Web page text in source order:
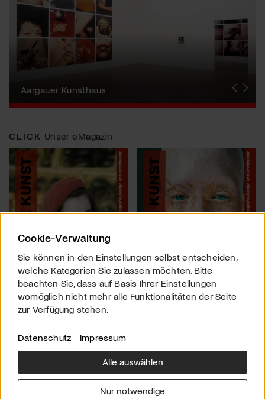
Künstlerin
Aargauer Kunsthaus
Gewerbemuseum Winterthur
Liste Art Fair Basel
Bündner Kunstmuseum
Künstler:innen Portraits
Junge Schweizer Kunst
Vögele Kultur Zentrum
Nidwaldner Museum
Haus für Kunst Uri
CLICK Unser eMagazin
Über uns
Downloads
Werben
Impressum
Cookie-Verwaltung
Sie können in den Einstellungen selbst entscheiden,
welche Kategorien Sie zulassen möchten. Bitte
beachten Sie, dass auf Basis Ihrer Einstellungen
womöglich nicht mehr alle Funktionalitäten der Seite
zur Verfügung stehen.
Datenschutz Impressum
Alle auswählen
Nur notwendige